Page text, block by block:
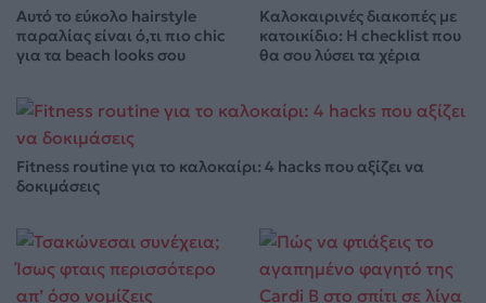
Αυτό το εύκολο hairstyle
παραλίας είναι ό,τι πιο chic
για τα beach looks σου
Καλοκαιρινές διακοπές με
κατοικίδιο: Η checklist που
θα σου λύσει τα χέρια
Fitness routine για το καλοκαίρι: 4 hacks που αξίζει να
δοκιμάσεις